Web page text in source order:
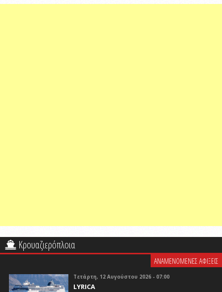
Κρουαζιερόπλοια
ΑΝΑΜΕΝΟΜΕΝΕΣ ΑΦΙΞΕΙΣ
Τετάρτη, 12 Αυγούστου 2026 - 07:00
LYRICA